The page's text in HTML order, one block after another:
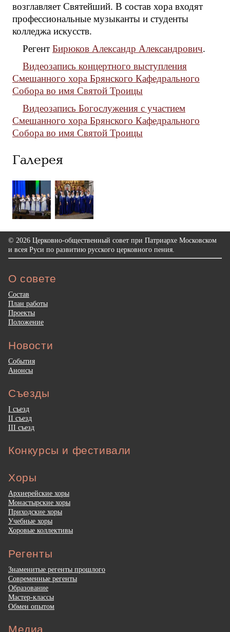
возглавляет Святейший. В состав хора входят
профессиональные музыканты и студенты
колледжа искусств.
Регент Бирюков Александр Александрович.
Видеозапись концертного выступления
Смешанного хора Брянского Кафедрального
Собора во имя Святой Троицы
Видеозапись Богослужения с участием
Смешанного хора Брянского Кафедрального
Собора во имя Святой Троицы
Галерея
© 2026 Церковно-общественный совет при Патриархе Московском
и всея Руси по развитию русского церковного пения.
О совете
Состав
План работы
Проекты
Положение
Новости
События
Анонсы
Съезды
I съезд
II съезд
III съезд
Конкурсы и фестивали
Хоры
Архиерейские хоры
Монастырские хоры
Приходские хоры
Учебные хоры
Хоровые коллективы
Регенты
Знаменитые регенты прошлого
Современные регенты
Образование
Мастер-классы
Обмен опытом
Медиа